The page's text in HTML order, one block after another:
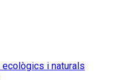
i naturals